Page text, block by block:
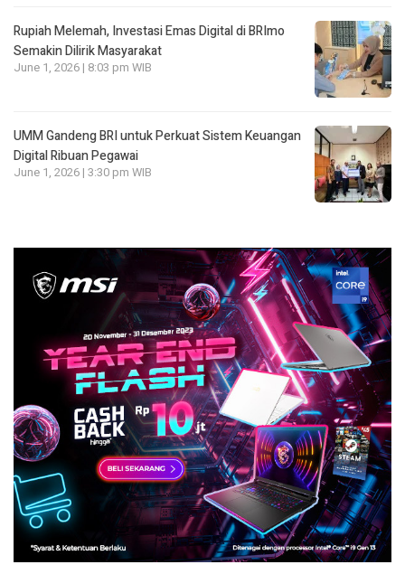
Rupiah Melemah, Investasi Emas Digital di BRImo
Semakin Dilirik Masyarakat
June 1, 2026 | 8:03 pm WIB
UMM Gandeng BRI untuk Perkuat Sistem Keuangan
Digital Ribuan Pegawai
June 1, 2026 | 3:30 pm WIB